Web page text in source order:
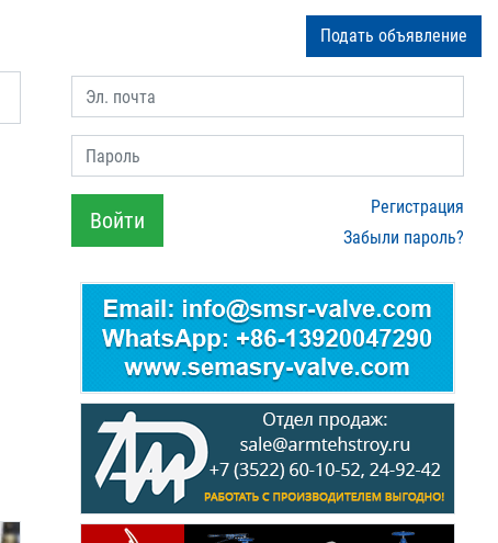
Подать объявление
Эл. почта
Пароль
Войти
Регистрация
Забыли пароль?